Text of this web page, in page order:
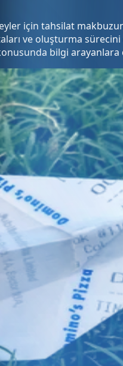
için tahsilat
ve oluşturma
bilgi